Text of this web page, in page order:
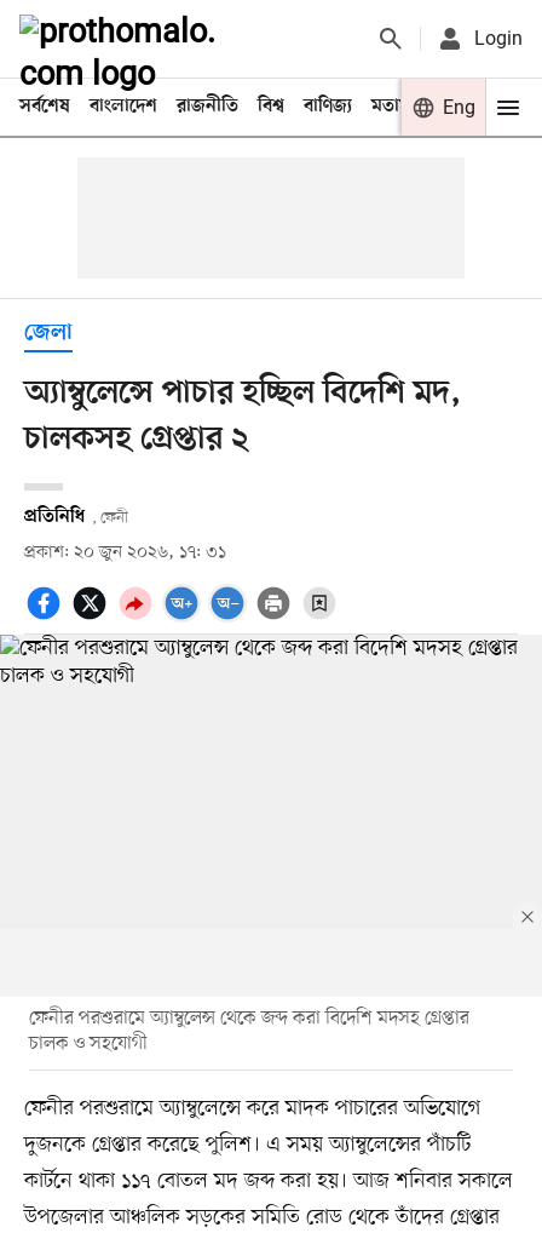
Login
সর্বশেষ বাংলাদেশ রাজনীতি বিশ্ব বাণিজ্য মতামত খেলা
Eng
জেলা
অ্যাম্বুলেন্সে পাচার হচ্ছিল বিদেশি মদ,
চালকসহ গ্রেপ্তার ২
প্রতিনিধি , ফেনী
প্রকাশ: ২০ জুন ২০২৬, ১৭: ৩১
ফেনীর পরশুরামে অ্যাম্বুলেন্স থেকে জব্দ করা বিদেশি মদসহ গ্রেপ্তার
চালক ও সহযোগী
ফেনীর পরশুরামে অ্যাম্বুলেন্সে করে মাদক পাচারের অভিযোগে
দুজনকে গ্রেপ্তার করেছে পুলিশ। এ সময় অ্যাম্বুলেন্সের পাঁচটি
কার্টনে থাকা ১১৭ বোতল মদ জব্দ করা হয়। আজ শনিবার সকালে
উপজেলার আঞ্চলিক সড়কের সমিতি রোড থেকে তাঁদের গ্রেপ্তার